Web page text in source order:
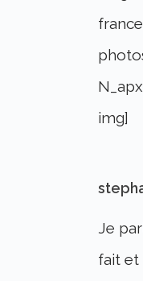
img]
Je
fait et